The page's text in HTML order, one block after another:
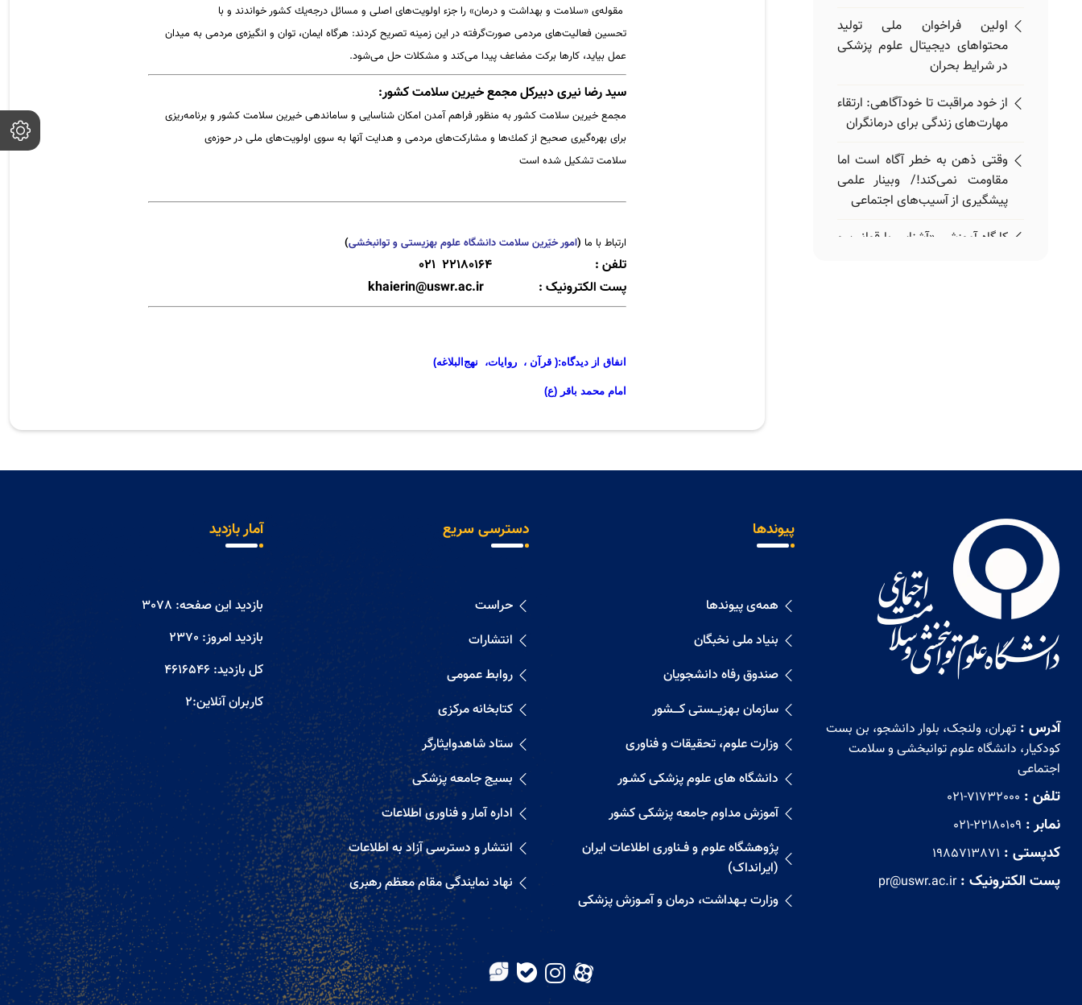
اولین فراخوان ملی تولید
محتواهای دیجیتال علوم پزشکی
در شرایط بحران
از خود مراقبت تا خودآگاهی: ارتقاء
مهارت‌های زندگی برای درمانگران
وقتی ذهن به خطر آگاه است اما
مقاومت نمی‌کند!/ وبینار علمی
پیشگیری از آسیب‌های اجتماعی
کارگاه آموزشی «آشنایی با قوانین و
انتشار لینک کلاس‌ها برای
نحوه برگزاری کلاس‌های دانشگاه تا
پایان سال اعلام شد
ثبت‌نام الکترونیکی و درخواست
خوابگاه دانشجویان دکترا اعلام شد
مقوله‌ی «سلامت و بهداشت و درمان» را جزء اولویت‌های اصلی و مسائل درجه‌یك كشور خواندند و با
تحسین فعالیت‌های مردمی صورت‌گرفته در این زمینه تصریح كردند: هرگاه ایمان، توان و انگیزه‌ی مردمی به میدان
عمل بیاید، كارها بركت مضاعف پیدا می‌كند و مشكلات حل می‌شود.
سید رضا نیری دبیركل مجمعخیرینسلامت كشور:
مجمعخیرینسلامت كشور به منظور فراهم‌ آمدن امكان شناسایی و ساماندهیخیرینسلامت كشور و برنامه‌ریزی
برای بهره‌گیری صحیح از كمك‌ها و مشاركت‌های مردمی و هدایت آنها به سوی اولویت‌های ملی در حوزه‌ی
سلامت تشكیل شده است
ارتباط با ما (امور خیّرین سلامت دانشگاه علوم بهزیستی و توانبخشی)
تلفن :
22180164 021
پست الکترونیک : khaierin@uswr.ac.ir
انفاق از ديدگاه:( قرآن ، روايات، نهج‌البلاغه)
امام محمد باقر (ع)
آدرس : تهران، ولنجک، بلوار دانشجو، بن بست
کودکیار، دانشگاه علوم توانبخشی و سلامت
اجتماعی
تلفن : 021-71732000
نمابر : 021-22180109
کدپستی : 1985713871
پست الکترونیک :pr@uswr.ac.ir
پیوندها
همه‌ی پیوندها
بنیاد ملی نخبگان
صندوق رفاه دانشجویان
سازمان بـهزیـــستی کــــشور
وزارت علوم، تحقیقات و فناوری
دانشگاه های علوم پزشکی کشـور
آموزش مداوم جامعه پزشکی کشور
پژوهشگاه علوم و فــناوری اطلاعات ایران
(ایرانداک)
وزارت بــهداشت، درمان و آمــوزش پزشکی
دسترسی سریع
حراست
انتشارات
روابط عمومی
کتابخانه مرکزی
ستاد شاهدوایثارگر
بسیج جامعه پزشکی
اداره آمار و فناوری اطلاعات
انتشار و دسترسی آزاد به اطلاعات
نهاد نمایندگی مقام معظم رهبری
آمار بازدید
بازدید این صفحه: 3078
بازدید امروز: 2370
کل بازدید: 4616546
کاربران آنلاین:2